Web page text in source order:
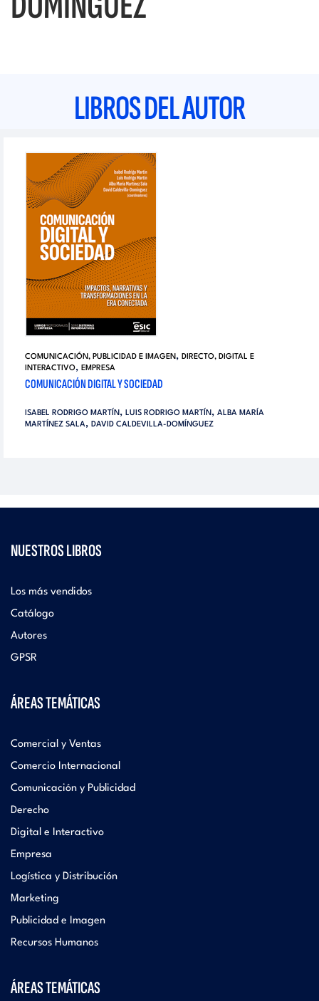
LIBROS DEL AUTOR
COMUNICACIÓN, PUBLICIDAD E IMAGEN, DIRECTO, DIGITAL E
INTERACTIVO, EMPRESA
COMUNICACIÓN DIGITAL Y SOCIEDAD
ISABEL RODRIGO MARTÍN, LUIS RODRIGO MARTÍN, ALBA MARÍA
MARTÍNEZ SALA, DAVID CALDEVILLA-DOMÍNGUEZ
NUESTROS LIBROS
Los más vendidos
Catálogo
Autores
GPSR
ÁREAS TEMÁTICAS
Comercial y Ventas
Comercio Internacional
Comunicación y Publicidad
Derecho
Digital e Interactivo
Empresa
Logística y Distribución
Marketing
Publicidad e Imagen
Recursos Humanos
ÁREAS TEMÁTICAS